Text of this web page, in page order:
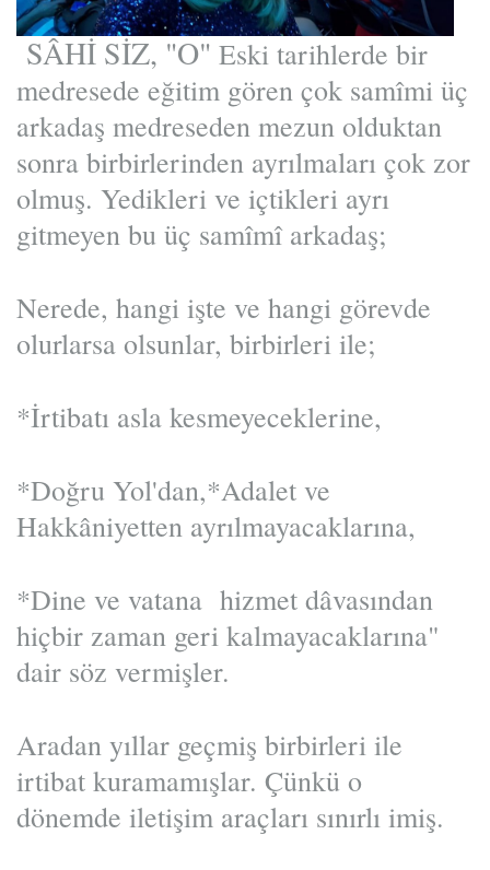
SÂHİ SİZ, "O" Eski tarihlerde bir
medresede eğitim gören çok samîmi üç
arkadaş medreseden mezun olduktan
sonra birbirlerinden ayrılmaları çok zor
olmuş. Yedikleri ve içtikleri ayrı
gitmeyen bu üç samîmî arkadaş;
Nerede, hangi işte ve hangi görevde
olurlarsa olsunlar, birbirleri ile;
*İrtibatı asla kesmeyeceklerine,
*Doğru Yol'dan,*Adalet ve
Hakkâniyetten ayrılmayacaklarına,
*Dine ve vatana hizmet dâvasından
hiçbir zaman geri kalmayacaklarına"
dair söz vermişler.
Aradan yıllar geçmiş birbirleri ile
irtibat kuramamışlar. Çünkü o
dönemde iletişim araçları sınırlı imiş.